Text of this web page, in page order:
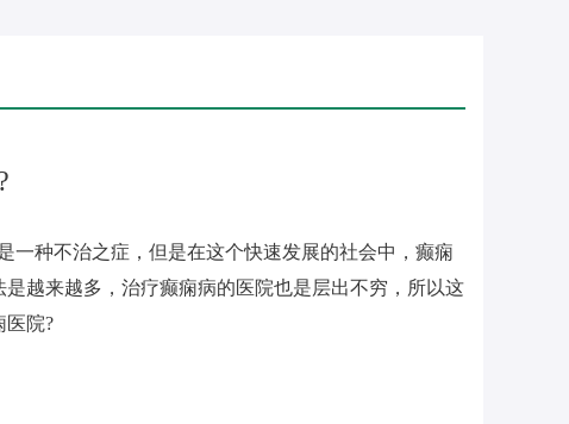
一种不治之症，但是在这个快速发展的社会中，癫痫
越来越多，治疗癫痫病的医院也是层出不穷，所以这
医院?